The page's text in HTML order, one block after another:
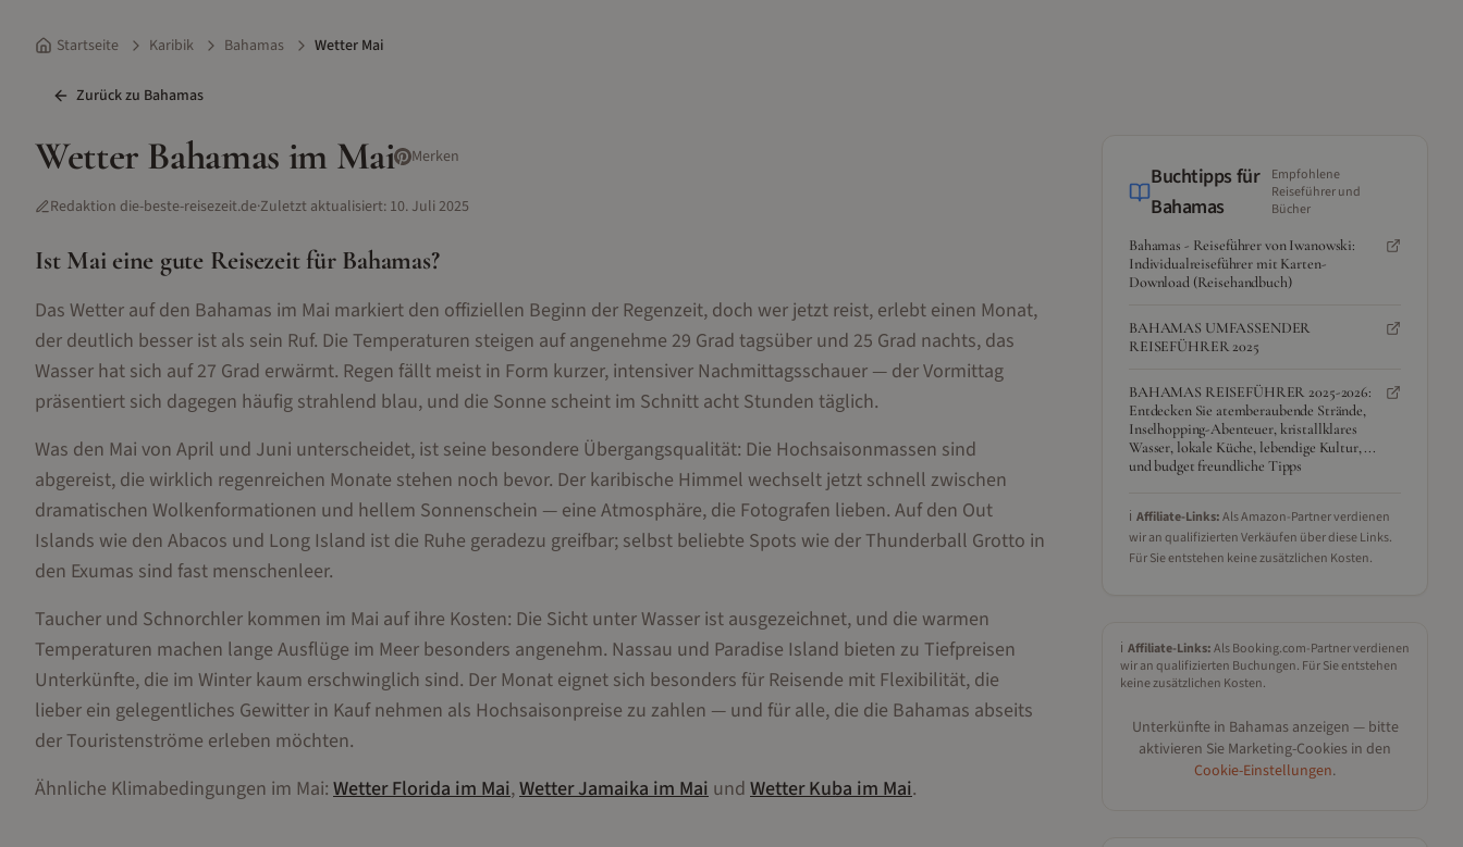
Startseite Karibik Bahamas Wetter Mai
Zurück zu Bahamas
Wetter Bahamas im Mai Merken
Redaktion die-beste-reisezeit.de·Zuletzt aktualisiert: 10. Juli 2025
Ist Maieine gute Reisezeit für Bahamas?
Das Wetter auf den Bahamas im Mai markiert den offiziellen Beginn der Regenzeit, doch wer jetzt reist, erlebt einen Monat,
der deutlich besser ist als sein Ruf. Die Temperaturen steigen auf angenehme 29 Grad tagsüber und 25 Grad nachts, das
Wasser hat sich auf 27 Grad erwärmt. Regen fällt meist in Form kurzer, intensiver Nachmittagsschauer — der Vormittag
präsentiert sich dagegen häufig strahlend blau, und die Sonne scheint im Schnitt acht Stunden täglich.
Was den Mai von April und Juni unterscheidet, ist seine besondere Übergangsqualität: Die Hochsaisonmassen sind
abgereist, die wirklich regenreichen Monate stehen noch bevor. Der karibische Himmel wechselt jetzt schnell zwischen
dramatischen Wolkenformationen und hellem Sonnenschein — eine Atmosphäre, die Fotografen lieben. Auf den Out
Islands wie den Abacos und Long Island ist die Ruhe geradezu greifbar; selbst beliebte Spots wie der Thunderball Grotto in
den Exumas sind fast menschenleer.
Taucher und Schnorchler kommen im Mai auf ihre Kosten: Die Sicht unter Wasser ist ausgezeichnet, und die warmen
Temperaturen machen lange Ausflüge im Meer besonders angenehm. Nassau und Paradise Island bieten zu Tiefpreisen
Unterkünfte, die im Winter kaum erschwinglich sind. Der Monat eignet sich besonders für Reisende mit Flexibilität, die
lieber ein gelegentliches Gewitter in Kauf nehmen als Hochsaisonpreise zu zahlen — und für alle, die die Bahamas abseits
der Touristenströme erleben möchten.
Ähnliche Klimabedingungen im Mai: WetterFloridaimMai,WetterJamaikaimMai und WetterKubaimMai.
Buchtipps für
Bahamas
Empfohlene
Reiseführer und
Bücher
Bahamas - Reiseführer von Iwanowski:
Individualreiseführer mit Karten-
Download (Reisehandbuch)
BAHAMAS UMFASSENDER
REISEFÜHRER 2025
BAHAMAS REISEFÜHRER 2025-2026:
Entdecken Sie atemberaubende Strände,
Inselhopping-Abenteuer, kristallklares
Wasser, lokale Küche, lebendige Kultur, ...
und budget freundliche Tipps
ℹ️ Affiliate-Links:Als Amazon-Partner verdienen
wir an qualifizierten Verkäufen über diese Links.
Für Sie entstehen keine zusätzlichen Kosten.
ℹ️ Affiliate-Links:Als Booking.com-Partner verdienen
wir an qualifizierten Buchungen. Für Sie entstehen
keine zusätzlichen Kosten.
Unterkünfte in Bahamasanzeigen — bitte
aktivieren Sie Marketing-Cookies in den
Cookie-Einstellungen.